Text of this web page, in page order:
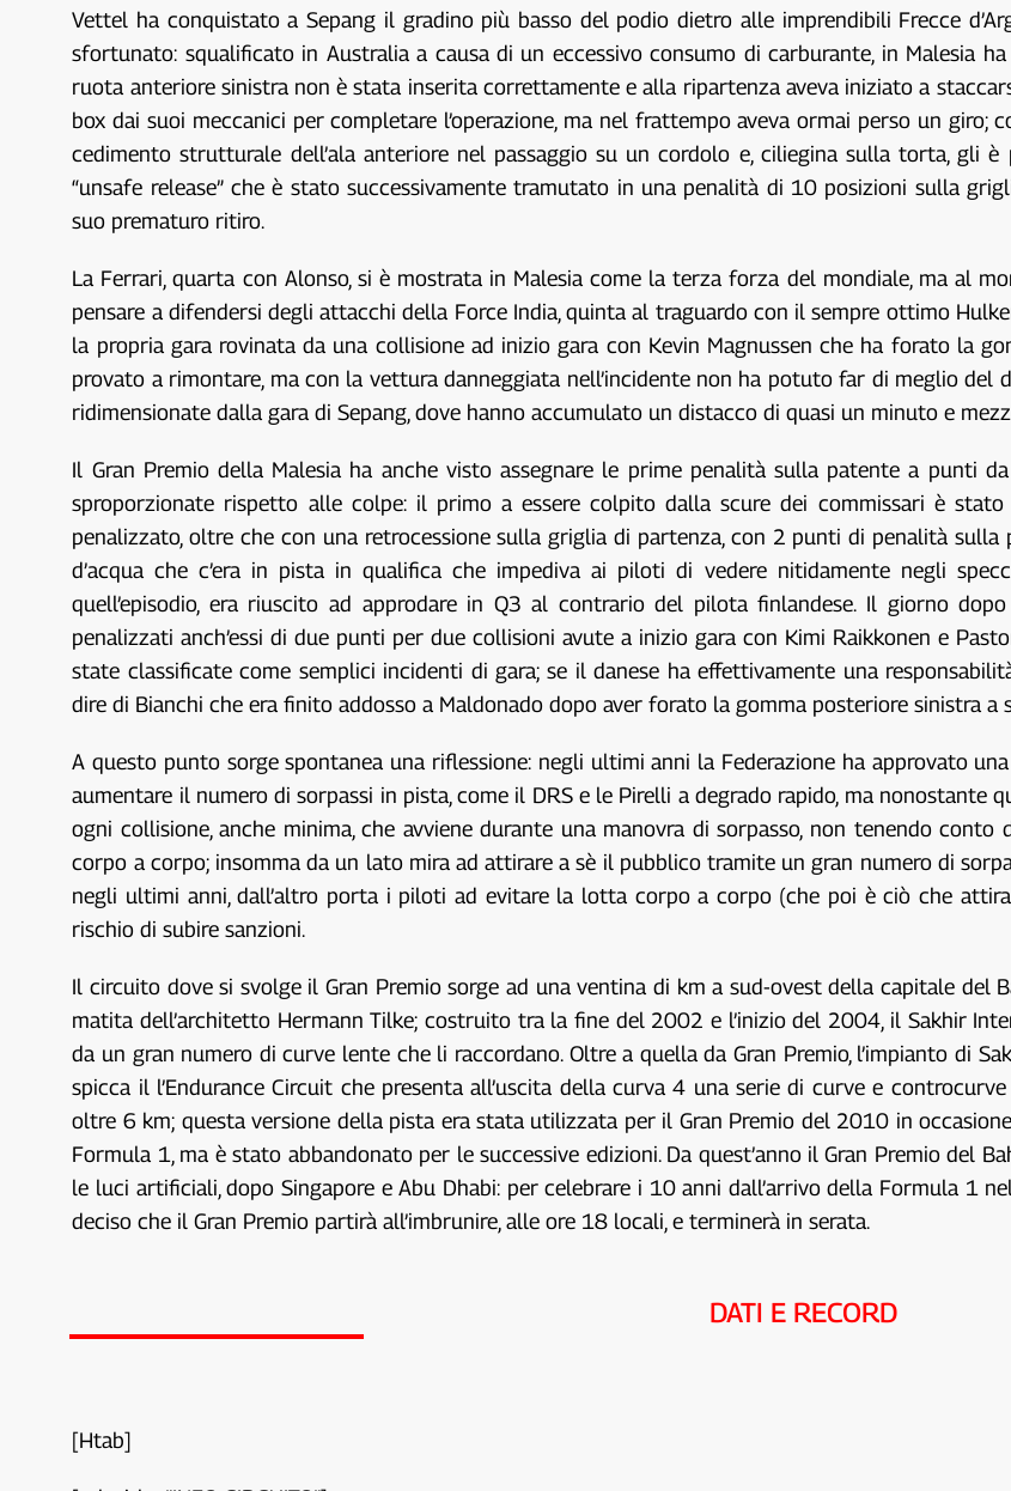
Vettel ha conquistato a Sepang il gradino più basso del podio dietro alle imprendibili Frecce
sfortunato: squalificato in Australia a causa di un eccessivo consumo di carburante, in Malesia
ruota anteriore sinistra non è stata inserita correttamente e alla ripartenza aveva iniziato a
box dai suoi meccanici per completare l’operazione, ma nel frattempo aveva ormai perso un giro;
cedimento strutturale dell’ala anteriore nel passaggio su un cordolo e, ciliegina sulla torta, gli
“unsafe release” che è stato successivamente tramutato in una penalità di 10 posizioni sulla
suo prematuro ritiro.
La Ferrari, quarta con Alonso, si è mostrata in Malesia come la terza forza del mondiale, ma al
pensare a difendersi degli attacchi della Force India, quinta al traguardo con il sempre ottimo
la propria gara rovinata da una collisione ad inizio gara con Kevin Magnussen che ha forato la
provato a rimontare, ma con la vettura danneggiata nell’incidente non ha potuto far di meglio del
ridimensionate dalla gara di Sepang, dove hanno accumulato un distacco di quasi un minuto e
Il Gran Premio della Malesia ha anche visto assegnare le prime penalità sulla patente a punti
sproporzionate rispetto alle colpe: il primo a essere colpito dalla scure dei commissari è
penalizzato, oltre che con una retrocessione sulla griglia di partenza, con 2 punti di penalità
d’acqua che c’era in pista in qualifica che impediva ai piloti di vedere nitidamente negli
quell’episodio, era riuscito ad approdare in Q3 al contrario del pilota finlandese. Il giorno
penalizzati anch’essi di due punti per due collisioni avute a inizio gara con Kimi Raikkonen e
state classificate come semplici incidenti di gara; se il danese ha effettivamente una
dire di Bianchi che era finito addosso a Maldonado dopo aver forato la gomma posteriore sinistra
A questo punto sorge spontanea una riflessione: negli ultimi anni la Federazione ha approvato
aumentare il numero di sorpassi in pista, come il DRS e le Pirelli a degrado rapido, ma nonostante
ogni collisione, anche minima, che avviene durante una manovra di sorpasso, non tenendo
corpo a corpo; insomma da un lato mira ad attirare a sè il pubblico tramite un gran numero di
negli ultimi anni, dall’altro porta i piloti ad evitare la lotta corpo a corpo (che poi è ciò che
rischio di subire sanzioni.
Il circuito dove si svolge il Gran Premio sorge ad una ventina di km a sud-ovest della capitale del
matita dell’architetto Hermann Tilke; costruito tra la fine del 2002 e l’inizio del 2004, il Sakhir
da un gran numero di curve lente che li raccordano. Oltre a quella da Gran Premio, l’impianto di
spicca il l’Endurance Circuit che presenta all’uscita della curva 4 una serie di curve e
oltre 6 km; questa versione della pista era stata utilizzata per il Gran Premio del 2010 in
Formula 1, ma è stato abbandonato per le successive edizioni. Da quest’anno il Gran Premio del
le luci artificiali, dopo Singapore e Abu Dhabi: per celebrare i 10 anni dall’arrivo della Formula 1
deciso che il Gran Premio partirà all’imbrunire, alle ore 18 locali, e terminerà in serata.
DATI E RECORD
[Htab]